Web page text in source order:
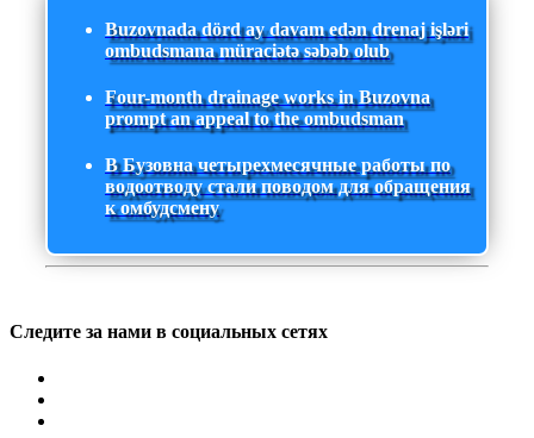
Buzovnada dörd ay davam edən drenaj işləri
ombudsmana müraciətə səbəb olub
Four-month drainage works in Buzovna
prompt an appeal to the ombudsman
В Бузовна четырехмесячные работы по
водоотводу стали поводом для обращения
к омбудсмену
Следите за нами в социальных сетях